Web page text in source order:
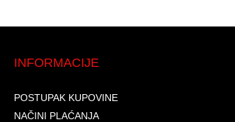
INFORMACIJE
POSTUPAK KUPOVINE
NAČINI PLAĆANJA